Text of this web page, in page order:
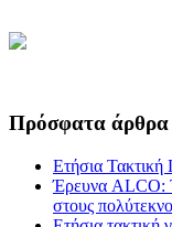
Πρόσφατα άρθρα
Ετήσια
Έρευνα ALCO:
στους